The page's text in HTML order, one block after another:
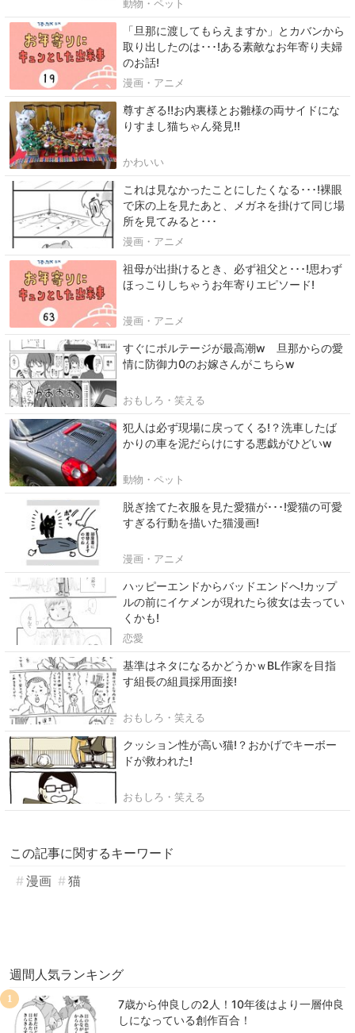
動物・ペット
「旦那に渡してもらえますか」とカバンから
取り出したのは･･･!ある素敵なお年寄り夫婦
のお話!
漫画・アニメ
尊すぎる‼お内裏様とお雛様の両サイドにな
りすまし猫ちゃん発見‼
かわいい
これは見なかったことにしたくなる･･･!裸眼
で床の上を見たあと、メガネを掛けて同じ場
所を見てみると･･･
漫画・アニメ
祖母が出掛けるとき、必ず祖父と･･･!思わず
ほっこりしちゃうお年寄りエピソード!
漫画・アニメ
すぐにボルテージが最高潮w 旦那からの愛
情に防御力0のお嫁さんがこちらw
おもしろ・笑える
犯人は必ず現場に戻ってくる!？洗車したば
かりの車を泥だらけにする悪戯がひどいw
動物・ペット
脱ぎ捨てた衣服を見た愛猫が･･･!愛猫の可愛
すぎる行動を描いた猫漫画!
漫画・アニメ
ハッピーエンドからバッドエンドへ!カップ
ルの前にイケメンが現れたら彼女は去ってい
くかも!
恋愛
基準はネタになるかどうかｗBL作家を目指
す組長の組員採用面接!
おもしろ・笑える
クッション性が高い猫!？おかげでキーボー
ドが救われた!
おもしろ・笑える
この記事に関するキーワード
漫画
猫
週間人気ランキング
7歳から仲良しの2人！10年後はより一層仲良
しになっている創作百合！
1